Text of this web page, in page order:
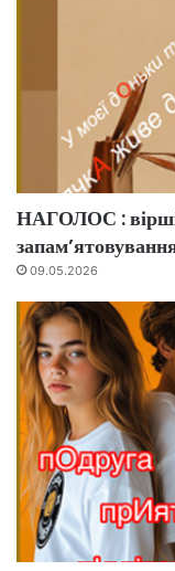
НАГОЛОС :
09.05.2026